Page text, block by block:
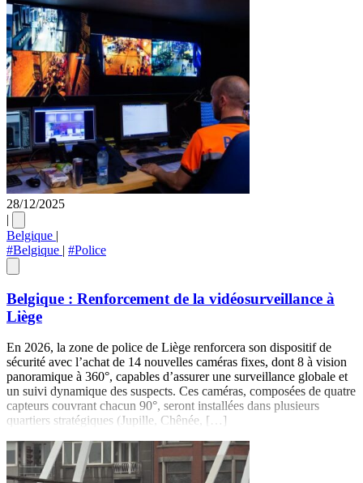
28/12/2025
|
Belgique |
#Belgique | #Police
Belgique : Renforcement de la vidéosurveillance à
Liège
En 2026, la zone de police de Liège renforcera son dispositif de
sécurité avec l’achat de 14 nouvelles caméras fixes, dont 8 à vision
panoramique à 360°, capables d’assurer une surveillance globale et
un suivi dynamique des suspects. Ces caméras, composées de quatre
capteurs couvrant chacun 90°, seront installées dans plusieurs
quartiers stratégiques (Jupille, Chênée, […]